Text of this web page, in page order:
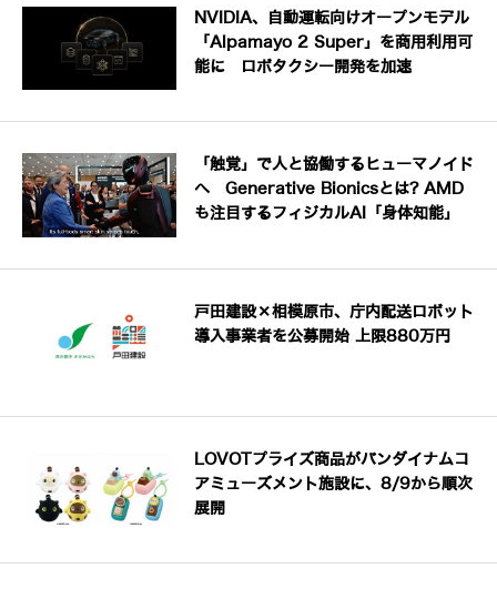
NVIDIA、自動運転向けオープンモデル
「Alpamayo 2 Super」を商用利用可
能に ロボタクシー開発を加速
「触覚」で人と協働するヒューマノイド
へ Generative Bionicsとは? AMD
も注目するフィジカルAI「身体知能」
戸田建設×相模原市、庁内配送ロボット
導入事業者を公募開始 上限880万円
LOVOTプライズ商品がバンダイナムコ
アミューズメント施設に、8/9から順次
展開